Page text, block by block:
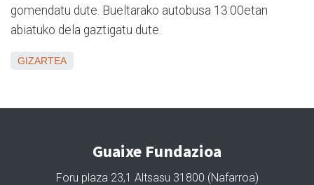
gomendatu dute. Bueltarako autobusa 13:00etan
abiatuko dela gaztigatu dute.
GIZARTEA
Guaixe Fundazioa
Foru plaza 23,1 Altsasu 31800 (Nafarroa)